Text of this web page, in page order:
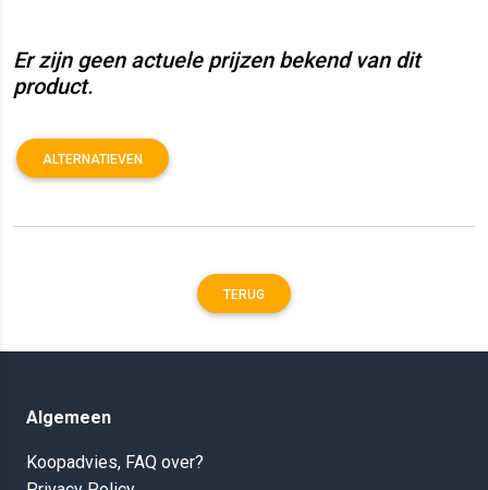
Er zijn geen actuele prijzen bekend van dit
product.
ALTERNATIEVEN
TERUG
Algemeen
Koopadvies, FAQ over?